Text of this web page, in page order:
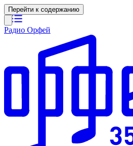
Перейти к содержанию
Радио Орфей